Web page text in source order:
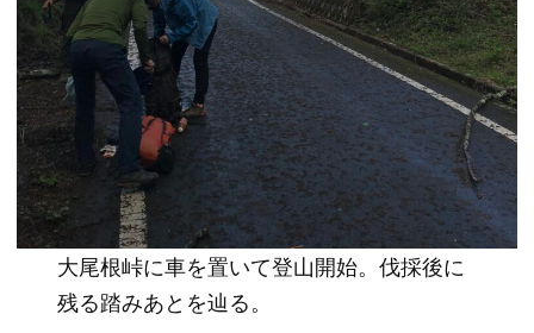
大尾根峠に車を置いて登山開始。伐採後に
残る踏みあとを辿る。